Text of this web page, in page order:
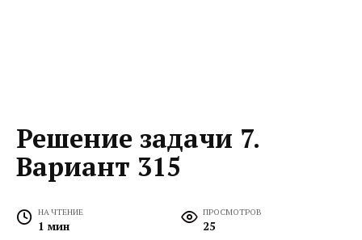
Решение задачи 7.
Вариант 315
НА ЧТЕНИЕ
1 мин
ПРОСМОТРОВ
25